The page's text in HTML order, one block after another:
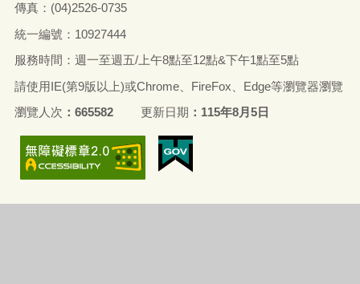
傳真：(04)2526-0735
統一編號：10927444
服務時間：週一至週五/上午8點至12點&下午1點至5點
請使用IE(第9版以上)或Chrome、FireFox、Edge等瀏覽器瀏覽
瀏覽人次
665582 更新日期 115年8月5日